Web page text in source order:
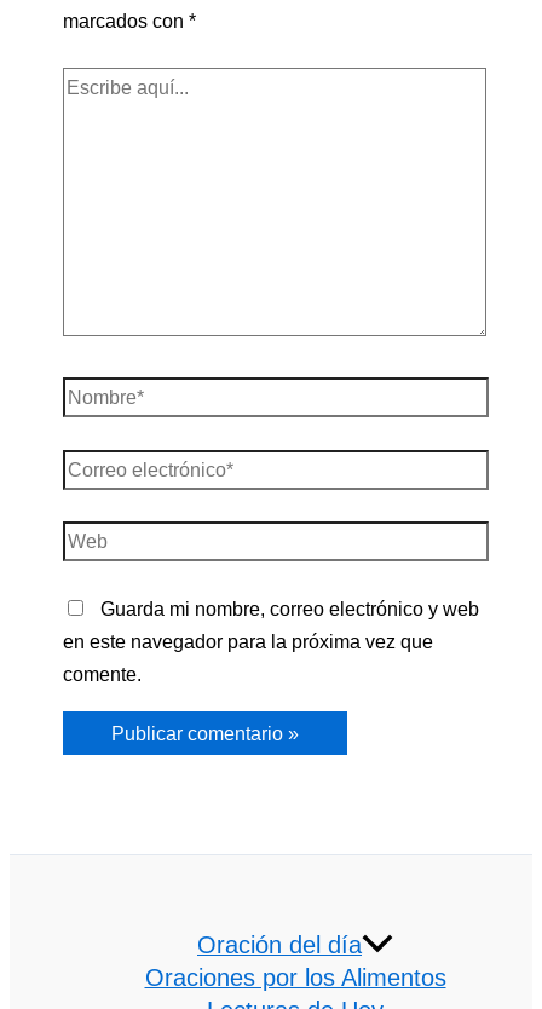
marcados con *
Escribe
Nombre*
Correo
electrónico*
Web
Guarda mi nombre, correo electrónico y web
en este navegador para la próxima vez que
comente.
Oración del día
Oraciones por los Alimentos